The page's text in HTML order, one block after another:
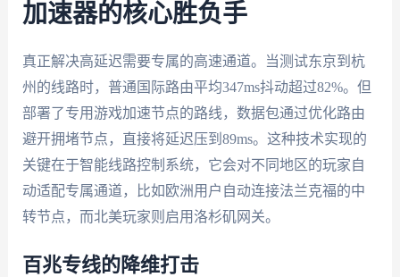
加速器的核心胜负手
真正解决高延迟需要专属的高速通道。当测试东京到杭
州的线路时，普通国际路由平均347ms抖动超过82%。但
部署了专用游戏加速节点的路线，数据包通过优化路由
避开拥堵节点，直接将延迟压到89ms。这种技术实现的
关键在于智能线路控制系统，它会对不同地区的玩家自
动适配专属通道，比如欧洲用户自动连接法兰克福的中
转节点，而北美玩家则启用洛杉矶网关。
百兆专线的降维打击